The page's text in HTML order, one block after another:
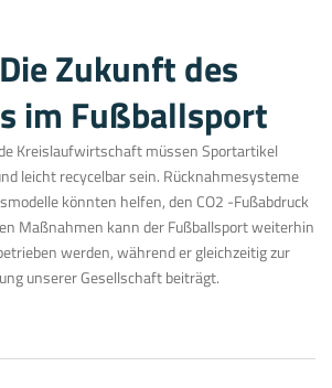
Zukunft des
im Fußballsport
Kreislaufwirtschaft müssen Sportartikel
leicht recycelbar sein. Rücknahmesysteme
könnten helfen, den CO2 -Fußabdruck
Maßnahmen kann der Fußballsport weiterhin
werden, während er gleichzeitig zur
unserer Gesellschaft beiträgt.